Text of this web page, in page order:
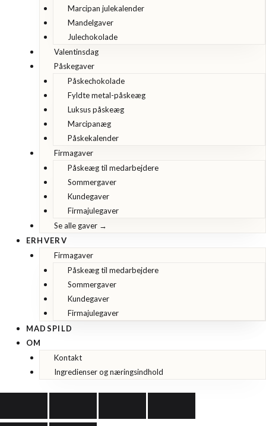
Marcipan julekalender
Mandelgaver
Julechokolade
Valentinsdag
Påskegaver
Påskechokolade
Fyldte metal-påskeæg
Luksus påskeæg
Marcipanæg
Påskekalender
Firmagaver
Påskeæg til medarbejdere
Sommergaver
Kundegaver
Firmajulegaver
Se alle gaver →
ERHVERV
Firmagaver
Påskeæg til medarbejdere
Sommergaver
Kundegaver
Firmajulegaver
MADSPILD
OM
Kontakt
Ingredienser og næringsindhold